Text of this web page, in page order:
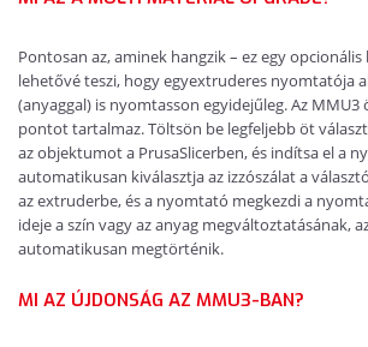
Pontosan az, aminek hangzik – ez egy
lehetővé teszi, hogy egyextruderes nyomtatója
(anyaggal) is nyomtasson egyidejűleg. Az MMU3
pontot tartalmaz. Töltsön be legfeljebb öt
az objektumot a PrusaSlicerben, és indítsa el a
automatikusan kiválasztja az izzószálat a
az extruderbe, és a nyomtató megkezdi a
ideje a szín vagy az anyag megváltoztatásának,
automatikusan megtörténik.
MI AZ ÚJDONSÁG AZ MMU3-BAN?